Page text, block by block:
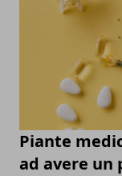
Piante
ad avere